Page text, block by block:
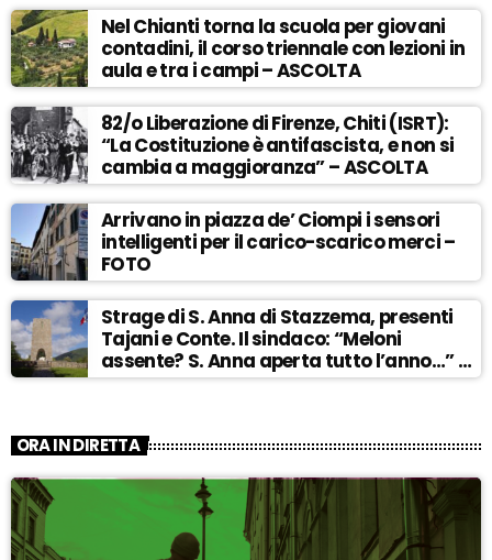
Nel Chianti torna la scuola per giovani
contadini, il corso triennale con lezioni in
aula e tra i campi – ASCOLTA
82/o Liberazione di Firenze, Chiti (ISRT):
“La Costituzione è antifascista, e non si
cambia a maggioranza” – ASCOLTA
Arrivano in piazza de’ Ciompi i sensori
intelligenti per il carico-scarico merci –
FOTO
Strage di S. Anna di Stazzema, presenti
Tajani e Conte. Il sindaco: “Meloni
assente? S. Anna aperta tutto l’anno…” –
ASCOLTA
ORA IN DIRETTA